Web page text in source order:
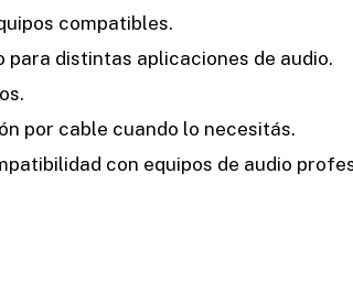
compatibles.
distintas aplicaciones de audio.
por cable cuando lo necesitás.
con equipos de audio